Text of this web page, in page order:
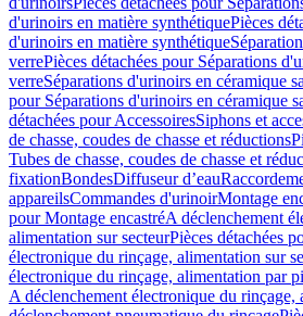
d'urinoirs en matière synthétiquePièces
d'urinoirs en matière synthétique
verrePièces détachées pour Séparations
verreSéparations d'urinoirs en céramique
pour Séparations d'urinoirs en céramique
détachées pour AccessoiresSiphons et
de chasse, coudes de chasse et réductions
Tubes de chasse, coudes de chasse et
fixationBondesDiffuseur d’eau
appareilsCommandes d'urinoirMontage
pour Montage encastréA déclenchement
alimentation sur secteurPièces détachées
électronique du rinçage, alimentation sur
électronique du rinçage, alimentation par
A déclenchement électronique du rinçage,